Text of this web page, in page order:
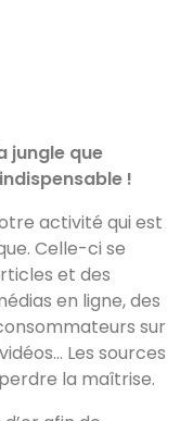
jungle que
!
activité qui est
Celle-ci se
et des
en ligne, des
sur
Les sources
la maîtrise.